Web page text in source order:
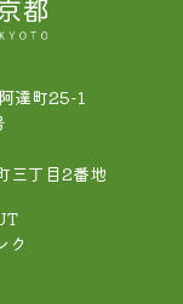
達町25-1
三丁目2番地
ク